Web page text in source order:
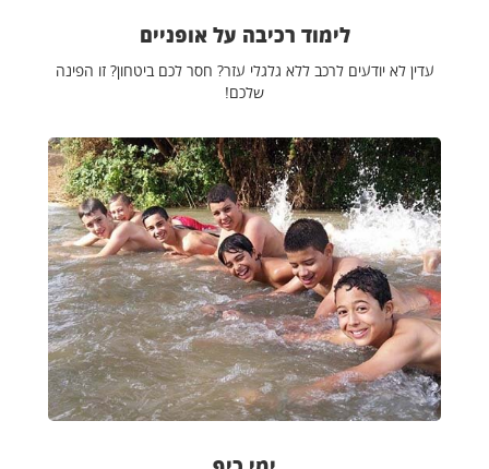
לימוד רכיבה על אופניים
עדין לא יודעים לרכב ללא גלגלי עזר? חסר לכם ביטחון? זו הפינה
שלכם!